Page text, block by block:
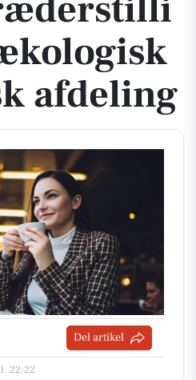
afdeling
Del artikel
22:22